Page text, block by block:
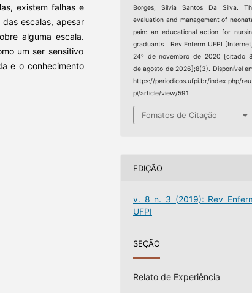
existem falhas e
escalas, apesar
alguma escala.
um ser sensitivo
e o conhecimento
Borges, Silvia Santos Da Silva.
evaluation and management of
pain: an educational action for
graduants . Rev Enferm UFPI
24º de novembro de 2020 [citado
de agosto de 2026];8(3). Disponível
https://periodicos.ufpi.br/index.php/
pi/article/view/591
Fomatos de Citação
EDIÇÃO
v. 8 n. 3 (2019): Rev
UFPI
SEÇÃO
Relato de Experiência